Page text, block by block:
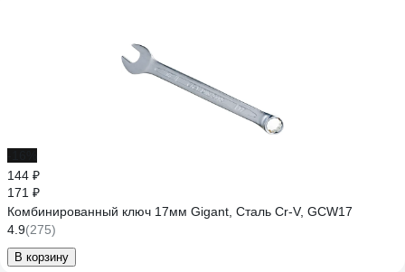
144 ₽
171 ₽
Комбинированный ключ 17мм Gigant, Сталь Cr-V, GCW17
4.9(275)
В корзину